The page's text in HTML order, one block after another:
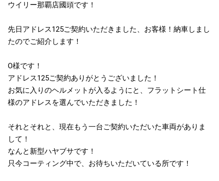
ウイリー那覇店國頭です！
先日アドレス125ご契約いただきました、お客様！納車しまし
たのでご紹介します！
O様です！
アドレス125ご契約ありがとうございました！
お気に入りのヘルメットが入るようにと、フラットシート仕
様のアドレスを選んでいただきました！
それとそれと、現在もう一台ご契約いただいた車両がありま
して！
なんと新型ハヤブサです！
只今コーティング中で、お待ちいただいている所です！